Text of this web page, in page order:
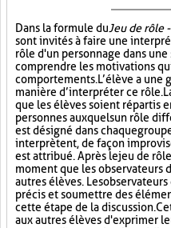
Dans la formule duJeu de rôle
sont invités à faire une
rôle d'un personnage dans
comprendre les motivations
comportements. L’élève a une
manière d’interpréter ce rôle.
que les élèves soient répartis
personnes auxquels un rôle
est désigné dans chaque
interprètent, de façon
est attribué. Après le jeu de
moment que les observateurs
autres élèves. Les
précis et soumettre des
cette étape de la discussion.
aux autres élèves d'exprimer